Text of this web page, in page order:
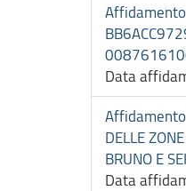
Affidamento
Data
Affidamento
DELLE
BRUNO E
Data